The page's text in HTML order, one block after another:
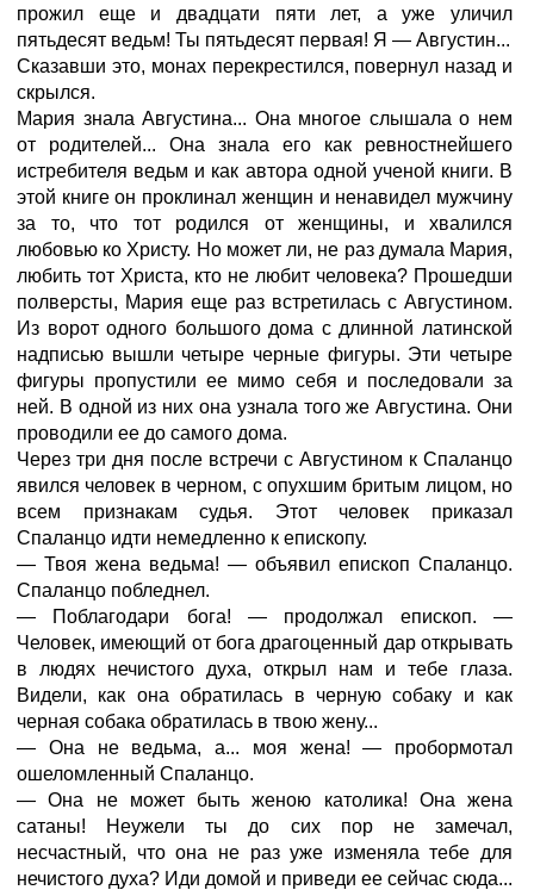
прожил еще и двадцати пяти лет, а уже уличил
пятьдесят ведьм! Ты пятьдесят первая! Я — Августин...
Сказавши это, монах перекрестился, повернул назад и
скрылся.
Мария знала Августина... Она многое слышала о нем
от родителей... Она знала его как ревностнейшего
истребителя ведьм и как автора одной ученой книги. В
этой книге он проклинал женщин и ненавидел мужчину
за то, что тот родился от женщины, и хвалился
любовью ко Христу. Но может ли, не раз думала Мария,
любить тот Христа, кто не любит человека? Прошедши
полверсты, Мария еще раз встретилась с Августином.
Из ворот одного большого дома с длинной латинской
надписью вышли четыре черные фигуры. Эти четыре
фигуры пропустили ее мимо себя и последовали за
ней. В одной из них она узнала того же Августина. Они
проводили ее до самого дома.
Через три дня после встречи с Августином к Спаланцо
явился человек в черном, с опухшим бритым лицом, но
всем признакам судья. Этот человек приказал
Спаланцо идти немедленно к епископу.
— Твоя жена ведьма! — объявил епископ Спаланцо.
Спаланцо побледнел.
— Поблагодари бога! — продолжал епископ. —
Человек, имеющий от бога драгоценный дар открывать
в людях нечистого духа, открыл нам и тебе глаза.
Видели, как она обратилась в черную собаку и как
черная собака обратилась в твою жену...
— Она не ведьма, а... моя жена! — пробормотал
ошеломленный Спаланцо.
— Она не может быть женою католика! Она жена
сатаны! Неужели ты до сих пор не замечал,
несчастный, что она не раз уже изменяла тебе для
нечистого духа? Иди домой и приведи ее сейчас сюда...